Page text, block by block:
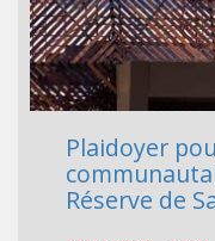
Plaidoyer
Réserve de